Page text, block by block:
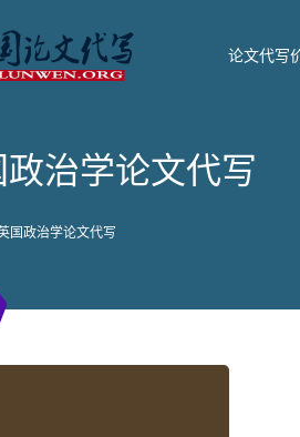
论文代写
政治学论文代写
国政治学论文代写